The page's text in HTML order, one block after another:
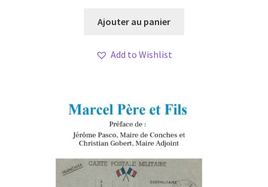
Ajouter au panier
Add to Wishlist